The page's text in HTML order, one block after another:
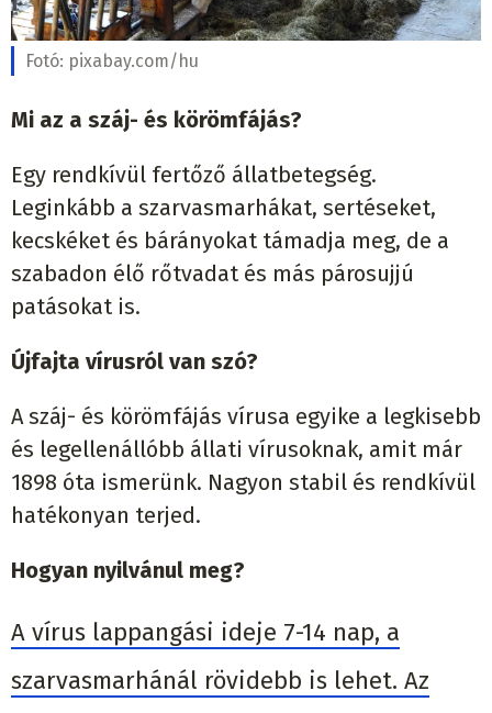
Fotó: pixabay.com/hu
Mi az a száj- és körömfájás?
Egy rendkívül fertőző állatbetegség.
Leginkább a szarvasmarhákat, sertéseket,
kecskéket és bárányokat támadja meg, de a
szabadon élő rőtvadat és más párosujjú
patásokat is.
Újfajta vírusról van szó?
A száj- és körömfájás vírusa egyike a legkisebb
és legellenállóbb állati vírusoknak, amit már
1898 óta ismerünk. Nagyon stabil és rendkívül
hatékonyan terjed.
Hogyan nyilvánul meg?
A vírus lappangási ideje 7-14 nap, a
szarvasmarhánál rövidebb is lehet. Az